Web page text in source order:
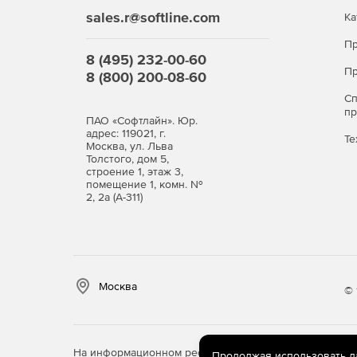
sales.r@softline.com
8 (495) 232-00-60
8 (800) 200-08-60
ПАО «Софтлайн». Юр.
адрес: 119021, г.
Москва, ул. Льва
Толстого, дом 5,
строение 1, этаж 3,
помещение 1, комн. №
2, 2а (А-311)
Москва ©
На информационном ресурсе store.softline.ru